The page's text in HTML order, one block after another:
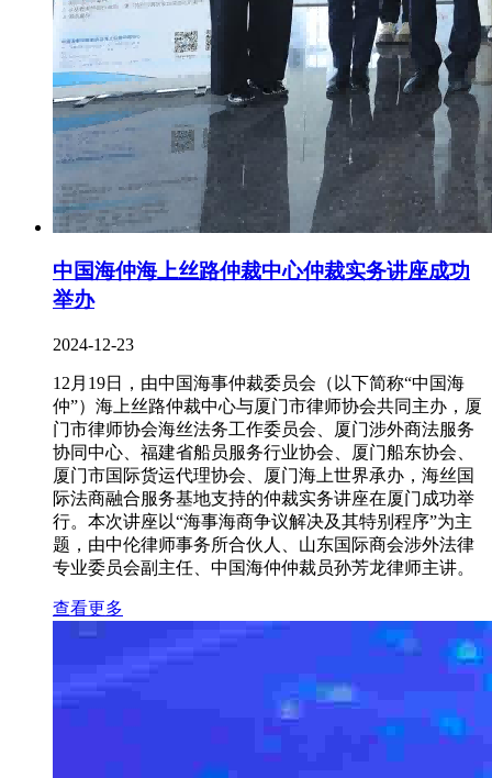
中国海仲海上丝路仲裁中心仲裁实务讲座成功
举办
2024-12-23
12月19日，由中国海事仲裁委员会（以下简称“中国海
仲”）海上丝路仲裁中心与厦门市律师协会共同主办，厦
门市律师协会海丝法务工作委员会、厦门涉外商法服务
协同中心、福建省船员服务行业协会、厦门船东协会、
厦门市国际货运代理协会、厦门海上世界承办，海丝国
际法商融合服务基地支持的仲裁实务讲座在厦门成功举
行。本次讲座以“海事海商争议解决及其特别程序”为主
题，由中伦律师事务所合伙人、山东国际商会涉外法律
专业委员会副主任、中国海仲仲裁员孙芳龙律师主讲。
查看更多